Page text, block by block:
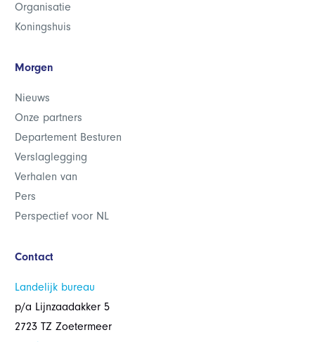
Organisatie
Koningshuis
Morgen
Nieuws
Onze partners
Departement Besturen
Verslaglegging
Verhalen van
Pers
Perspectief voor NL
Contact
Landelijk bureau
p/a Lijnzaadakker 5
2723 TZ Zoetermeer